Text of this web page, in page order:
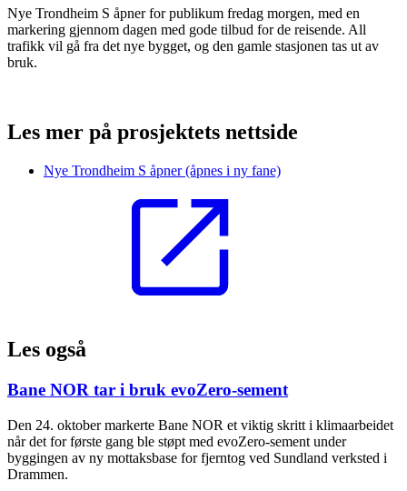
Nye Trondheim S åpner for publikum fredag morgen, med en
markering gjennom dagen med gode tilbud for de reisende. All
trafikk vil gå fra det nye bygget, og den gamle stasjonen tas ut av
bruk.
Les mer på prosjektets nettside
Nye Trondheim S åpner(åpnes i ny fane)
Les også
Bane NOR tar i bruk evoZero-sement
Den 24. oktober markerte Bane NOR et viktig skritt i klimaarbeidet
når det for første gang ble støpt med evoZero-sement under
byggingen av ny mottaksbase for fjerntog ved Sundland verksted i
Drammen.